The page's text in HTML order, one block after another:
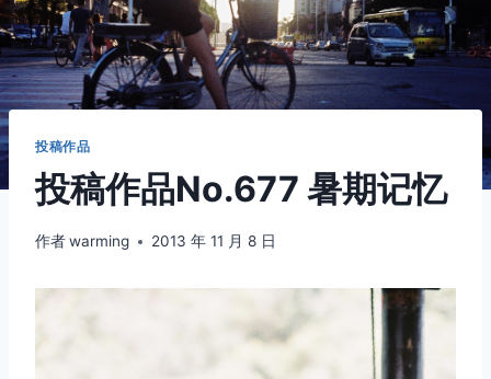
投稿作品
投稿作品No.677 暑期记忆
作者warming 2013 年 11 月 8 日